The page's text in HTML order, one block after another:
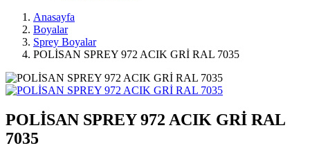
Anasayfa
Boyalar
Sprey Boyalar
POLİSAN SPREY 972 ACIK GRİ RAL 7035
POLİSAN SPREY 972 ACIK GRİ RAL
7035